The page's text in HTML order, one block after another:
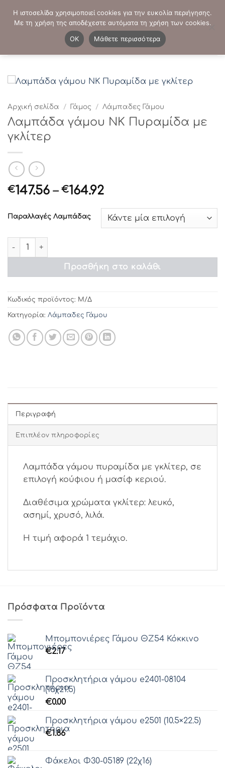
στο
ΤΗΛΕΦΩΝΙΚΕΣ ΠΑΡΑΓΓΕΛΙΕΣ: - 2103821941
Αρχική σελίδα / Γάμος / Λάμπαδες Γάμου
Λαμπάδα γάμου ΝΚ Πυραμίδα με
γκλίτερ
€147.56 – €164.92Price
€147.56
through
Παραλλαγές Λαμπάδας
Λαμπάδα γάμου ΝΚ Πυραμίδα με γκλίτερ ποσότητα
Προσθήκη στο καλάθι
Κωδικός προϊόντος: Μ/Δ
Κατηγορία: Λάμπαδες Γάμου
Περιγραφή
Επιπλέον πληροφορίες
Λαμπάδα γάμου πυραμίδα με γκλίτερ, σε
επιλογή κούφιου ή μασίφ κεριού.
Διαθέσιμα χρώματα γκλίτερ: λευκό,
ασημί, χρυσό, λιλά.
Η τιμή αφορά 1 τεμάχιο.
Πρόσφατα Προϊόντα
Μπομπονιέρες Γάμου ΘZ54 Κόκκινο
€2.17
Προσκλητήρια γάμου e2401-08104
(16χ21.5)
€0.00
Προσκλητήρια γάμου e2501 (10.5×22.5)
€1.86
Φάκελοι Φ30-05189 (22χ16)
Η ιστοσελίδα χρησιμοποιεί cookies για την ευκολία περιήγησης.
Με τη χρήση της αποδέχεστε αυτόματα τη χρήση των cookies.
OK
Μάθετε περισσότερα